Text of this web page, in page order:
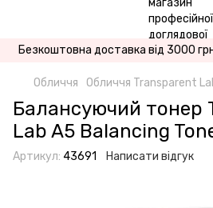
Безкоштовна доставка від 3000
Обличчя Обличчя Transparent
Балансуючий тонер
Lab A5 Balancing
Артикул: 43691 Написати відгук